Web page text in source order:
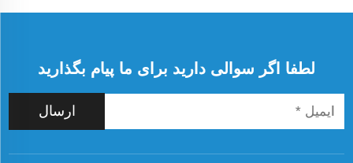
لطفا اگر سوالی دارید برای ما پیام بگذارید
ارسال